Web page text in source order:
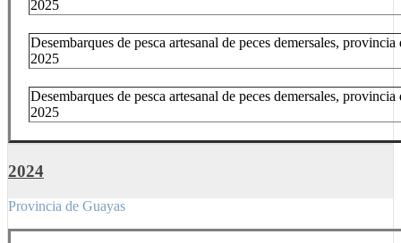
2025
Desembarques de pesca artesanal de peces demersales,
2025
Desembarques de pesca artesanal de peces demersales,
2025
2024
Provincia de Guayas